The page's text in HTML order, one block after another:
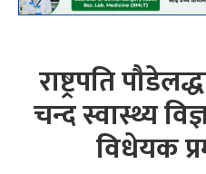
राष्ट्रपति
चन्द स्वास्थ्य
विधेयक